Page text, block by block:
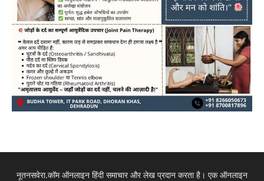
नूतनसवेरा.कॉम ऑनलाइन हिंदी समाचार और लेख प्रदान करता है। एक ऑनलाइन